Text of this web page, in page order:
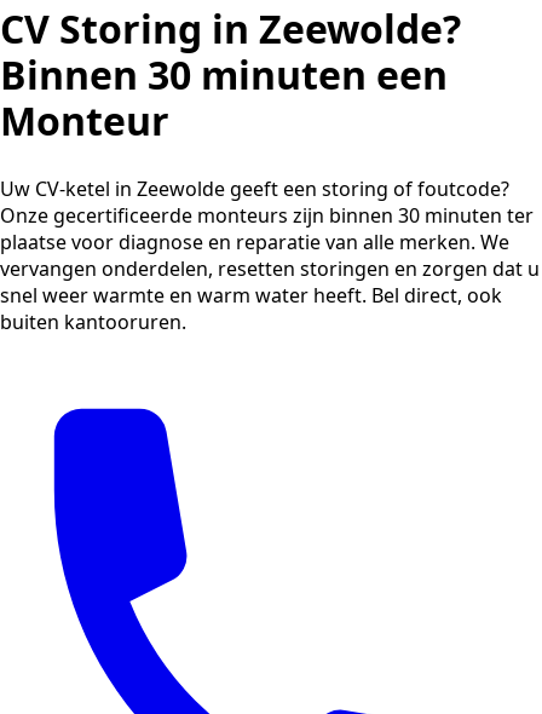
CV Storing in Zeewolde?
Binnen 30 minuten een
Monteur
Uw CV-ketel in Zeewolde geeft een storing of foutcode?
Onze gecertificeerde monteurs zijn binnen 30 minuten ter
plaatse voor diagnose en reparatie van alle merken. We
vervangen onderdelen, resetten storingen en zorgen dat u
snel weer warmte en warm water heeft. Bel direct, ook
buiten kantooruren.